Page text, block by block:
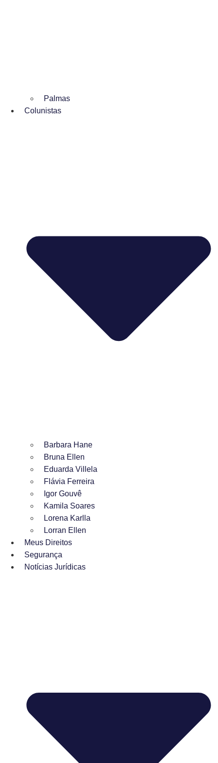
Palmas
Colunistas
Barbara Hane
Bruna Ellen
Eduarda Villela
Flávia Ferreira
Igor Gouvê
Kamila Soares
Lorena Karlla
Lorran Ellen
Meus Direitos
Segurança
Notícias Jurídicas